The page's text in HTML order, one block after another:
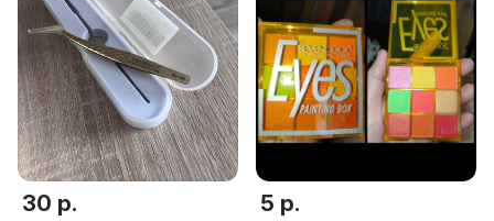
30 р. 5 р.